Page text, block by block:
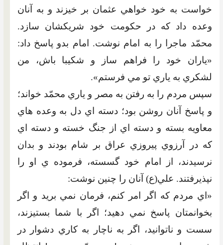
خواست به خود خواهي عثمان بر خيزند و به آنان
وعده داد که در حکومت خود شريکشان سازد.
محمّد ماجرا را به امام نوشت. امام بدو پاسخ داد:
«ياران خود را فراهم ساز و شکيبا باش، من
لشکري به ياري تو مي فرستم».
سپس مردم را به رفتن به مصر و ياري محمّد خواند؛
و پاسخ آنان روشن بود؛ دسته اي دل به وعده هاي
معاويه بسته و دسته اي از جنگ خسته و دسته اي
که در آرزوي پيروزي عراق بر شام بودند و بدان
نرسيدند، از امام خود گسسته، فرموده ي او را
نپذيرفتند. علي(ع) آنان را چنين نوشت:
«اي مردم که اگر امر کنم، فرمان نمي بريد و اگر
بخوانمتان پاسخ نمي دهيد؛ اگر با شما بستيزند،
سست و ناتوانيد، اگر به ناچار به کاري دشوار در